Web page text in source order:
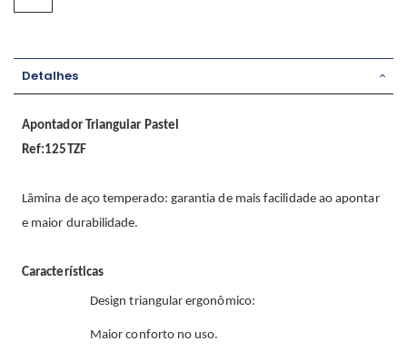
Detalhes
Apontador Triangular Pastel
Ref:125TZF
Lâmina de aço temperado: garantia de mais facilidade ao apontar
e maior durabilidade.
Características
Design triangular ergonômico:
Maior conforto no uso.